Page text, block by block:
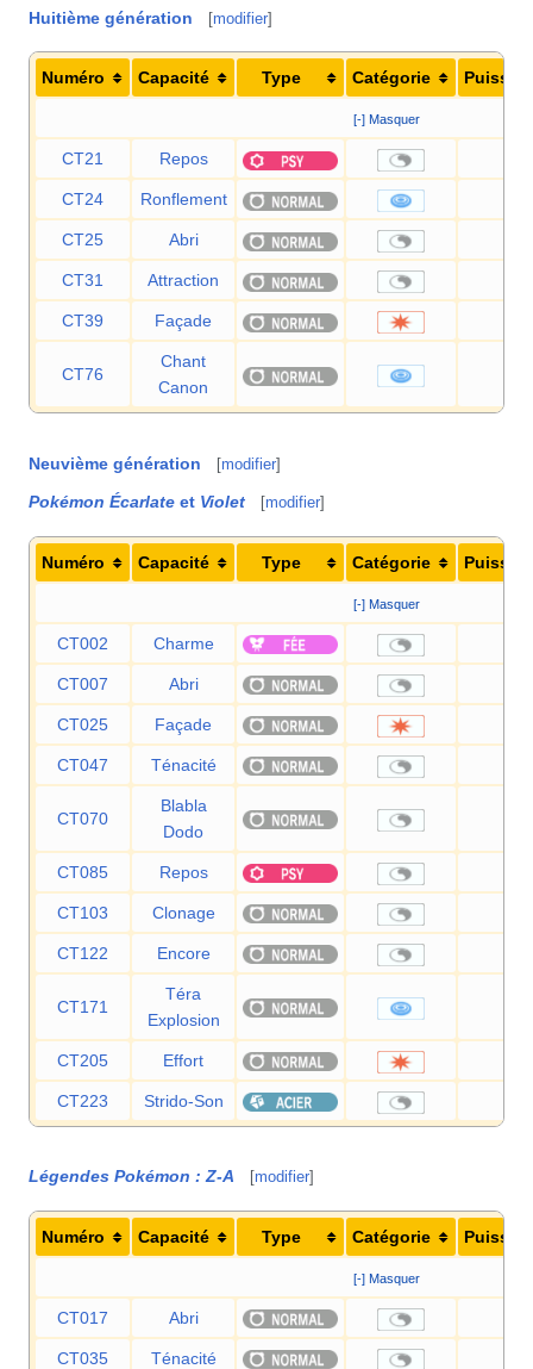
Huitième génération [modifier]
Numéro Capacité Type Catégorie
[-] Masquer
CT21 Repos
CT24 Ronflement
CT25 Abri
CT31 Attraction
CT39 Façade
CT76
Chant
Canon
Neuvième génération [modifier]
Pokémon Écarlate et Violet [modifier]
Numéro Capacité Type Catégorie
[-] Masquer
CT002 Charme
CT007 Abri
CT025 Façade
CT047 Ténacité
CT070
Blabla
Dodo
CT085 Repos
CT103 Clonage
CT122 Encore
CT171
Téra
Explosion
CT205 Effort
CT223 Strido-Son
Légendes Pokémon :Z-A [modifier]
Numéro Capacité Type Catégorie
[-] Masquer
CT017 Abri
CT035 Ténacité